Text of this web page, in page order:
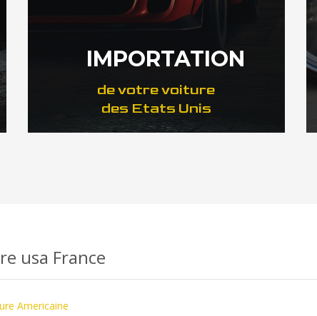
IMPORTATION
de votre voiture
des Etats Unis
usa France
Americaine